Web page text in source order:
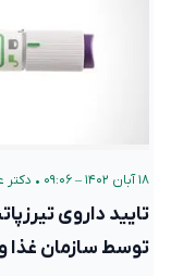
۱۸ آبان ۱۴۰۲ – ۰۹:۰۶ • دکتر
توسط سازمان غذا و